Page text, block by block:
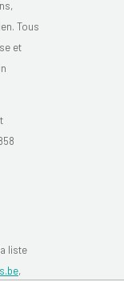
Tous
et
liste
,